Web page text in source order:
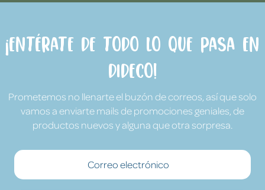
¡Entérate de todo lo que pasa en
Dideco!
Prometemos no llenarte el buzón de correos, así que solo
vamos a enviarte mails de promociones geniales, de
productos nuevos y alguna que otra sorpresa.